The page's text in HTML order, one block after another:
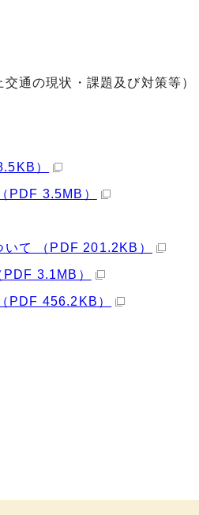
通の現状・課題及び対策等）
）
PDF 3.5MB）
て （PDF 201.2KB）
3.1MB）
PDF 456.2KB）